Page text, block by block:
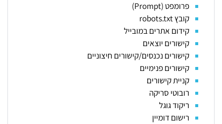
פרומפט (Prompt)
קובץ robots.txt
קידום אתרים במובייל
קישורים יוצאים
קישורים נכנסים/קישורים חיצוניים
קישורים פנימיים
קניית קישורים
רובוטי סריקה
ריקוד גוגל
רישום דומיין